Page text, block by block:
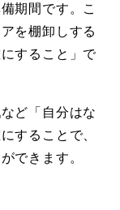
期間です。こ
を棚卸しする
すること」で
ど「自分はな
することで、
できます。